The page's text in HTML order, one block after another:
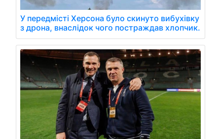
У передмісті Херсона було скинуто вибухівку
з дрона, внаслідок чого постраждав хлопчик.